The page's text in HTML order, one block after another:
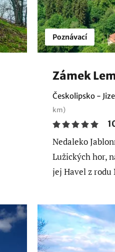
Poznávací
Zámek
Českolipsko -
km)
Nedaleko
Lužických hor,
jej Havel z